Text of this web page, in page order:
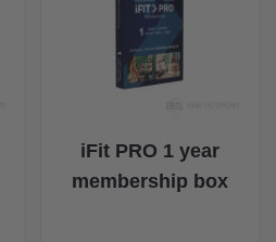
iFit PRO 1 year
membership box